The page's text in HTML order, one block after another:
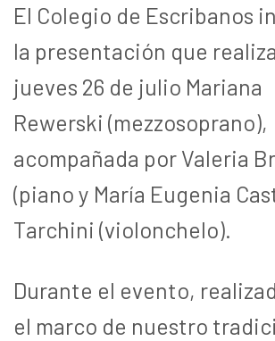
El Colegio de Escribanos
la presentación que
jueves 26 de julio Mariana
Rewerski (mezzosoprano),
acompañada por Valeria
(piano y María Eugenia
Tarchini (violonchelo).
Durante el evento,
el marco de nuestro